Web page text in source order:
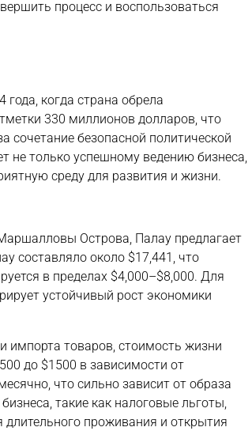
процесс и воспользоваться
года, когда страна обрела
330 миллионов долларов, что
безопасной политической
не только успешному ведению бизнеса,
среду для развития и жизни.
Острова, Палау предлагает
составляло около $17,441, что
в пределах $4,000–$8,000. Для
устойчивый рост экономики
импорта товаров, стоимость жизни
до $1500 в зависимости от
что сильно зависит от образа
такие как налоговые льготы,
проживания и открытия